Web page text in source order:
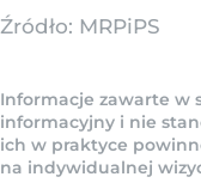
Źródło: MRPiPS
Informacje zawarte w
informacyjny i nie
ich w praktyce
na indywidualnej